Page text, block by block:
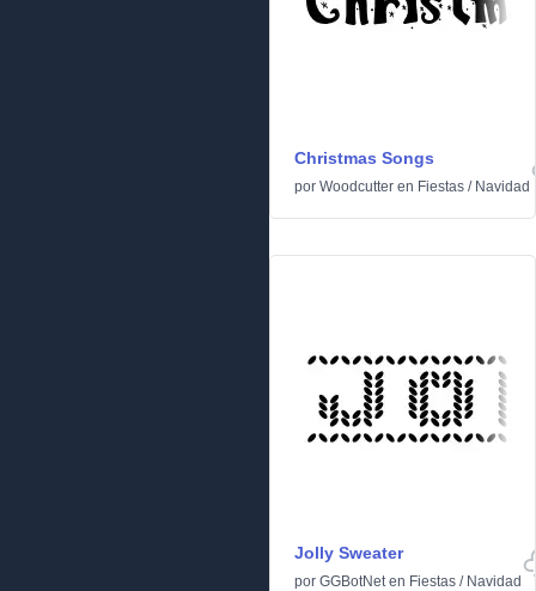
Christmas Songs
por Woodcutter en Fiestas / Navidad
Jolly Sweater
por GGBotNeten Fiestas / Navidad